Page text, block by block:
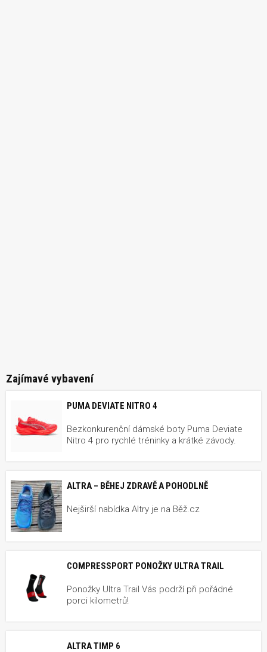
Zajímavé vybavení
PUMA DEVIATE NITRO 4
Bezkonkurenční dámské boty Puma Deviate
Nitro 4 pro rychlé tréninky a krátké závody.
ALTRA – BĚHEJ ZDRAVĚ A POHODLNĚ
Nejširší nabídka Altry je na Běž.cz
COMPRESSPORT PONOŽKY ULTRA TRAIL
Ponožky Ultra Trail Vás podrží při pořádné
porci kilometrů!
ALTRA TIMP 6